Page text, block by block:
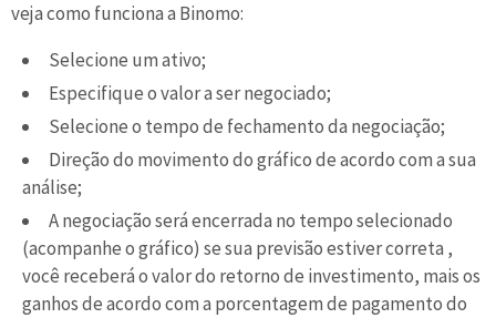
veja como funciona a Binomo:
Selecione um ativo;
Especifique o valor a ser negociado;
Selecione o tempo de fechamento da negociação;
Direção do movimento do gráfico de acordo com a sua
análise;
A negociação será encerrada no tempo selecionado
(acompanhe o gráfico) se sua previsão estiver correta ,
você receberá o valor do retorno de investimento, mais os
ganhos de acordo com a porcentagem de pagamento do